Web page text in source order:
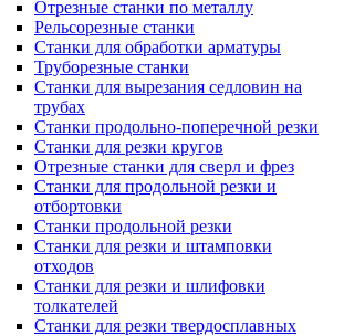
Отрезные станки по металлу
Рельсорезные станки
Станки для обработки арматуры
Труборезные станки
Станки для вырезания седловин на
трубаx
Станки продольно-поперечной резки
Станки для резки кругов
Отрезные станки для сверл и фрез
Станки для продольной резки и
отбортовки
Станки продольной резки
Станки для резки и штамповки
отходов
Станки для резки и шлифовки
толкателей
Станки для резки твердосплавных